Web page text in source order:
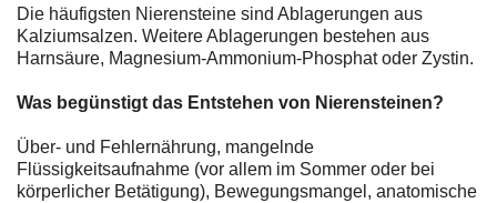
Die häufigsten Nierensteine sind Ablagerungen aus
Kalziumsalzen. Weitere Ablagerungen bestehen aus
Harnsäure, Magnesium-Ammonium-Phosphat oder Zystin.
Was begünstigt das Entstehen von Nierensteinen?
Über- und Fehlernährung, mangelnde
Flüssigkeitsaufnahme (vor allem im Sommer oder bei
körperlicher Betätigung), Bewegungsmangel, anatomische